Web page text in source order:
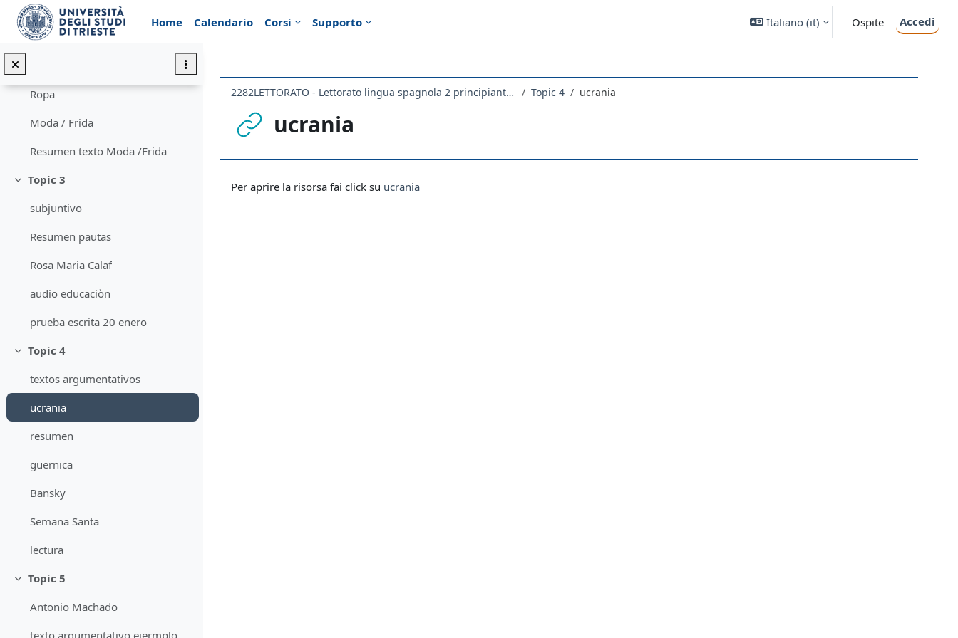
Vai al contenuto principale
Home
Calendario Corsi Supporto Italiano ‎(it)‎ Ospite Accedi
Conectores
Conectores textuales
Ropa
Moda / Frida
Resumen texto Moda /Frida
Minimizza
Topic 3
subjuntivo
Resumen pautas
Rosa Maria Calaf
audio educaciòn
prueba escrita 20 enero
Minimizza
Topic 4
textos argumentativos
ucrania
resumen
guernica
Bansky
Semana Santa
lectura
Minimizza
Topic 5
Antonio Machado
2282LETTORATO - Lettorato lingua spagnola 2 principianti anno scorso 2021 Topic 4 ucrania
ucrania
Per aprire la risorsa fai click su ucrania